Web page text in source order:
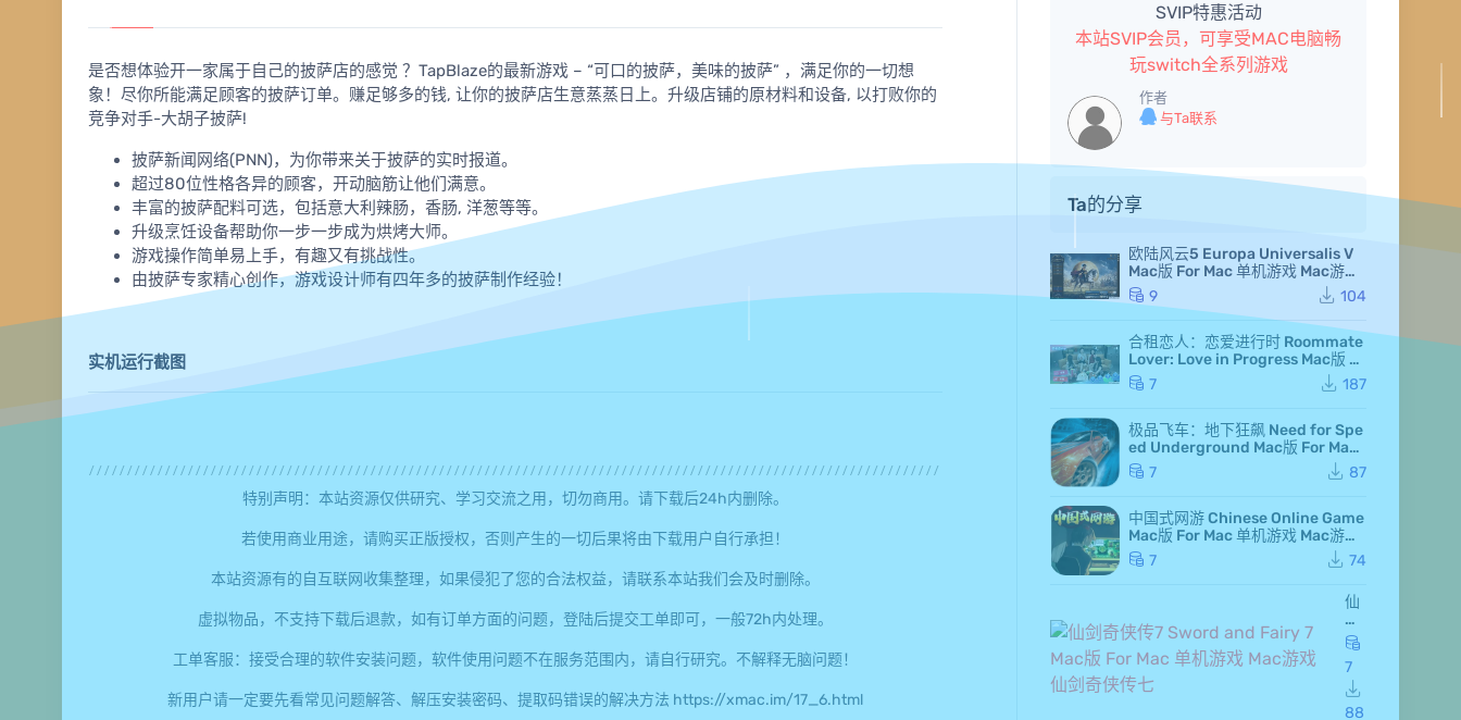
是否想体验开一家属于自己的披萨店的感觉 ？TapBlaze的最新游戏 – “可口的披萨，美味的披萨” ，满足你的一切想
象！尽你所能满足顾客的披萨订单。赚足够多的钱, 让你的披萨店生意蒸蒸日上。升级店铺的原材料和设备, 以打败你的
竞争对手-大胡子披萨!
披萨新闻网络(PNN)，为你带来关于披萨的实时报道。
超过80位性格各异的顾客，开动脑筋让他们满意。
丰富的披萨配料可选，包括意大利辣肠，香肠, 洋葱等等。
升级烹饪设备帮助你一步一步成为烘烤大师。
游戏操作简单易上手，有趣又有挑战性。
由披萨专家精心创作，游戏设计师有四年多的披萨制作经验！
实机运行截图
特别声明：本站资源仅供研究、学习交流之用，切勿商用。请下载后24h内删除。
若使用商业用途，请购买正版授权，否则产生的一切后果将由下载用户自行承担！
本站资源有的自互联网收集整理，如果侵犯了您的合法权益，请联系本站我们会及时删除。
虚拟物品，不支持下载后退款，如有订单方面的问题，登陆后提交工单即可，一般72h内处理。
工单客服：接受合理的软件安装问题，软件使用问题不在服务范围内，请自行研究。不解释无脑问题！
新用户请一定要先看常见问题解答、解压安装密码、提取码错误的解决方法 https://xmac.im/17_6.html
SVIP特惠活动
本站SVIP会员，可享受MAC电脑畅
玩switch全系列游戏
作者
与Ta联系
Ta的分享
欧陆风云5 Europa Universalis V
Mac版 For Mac 单机游戏 Mac游戏
高级白金版 全DLC版
9 104
合租恋人：恋爱进行时 Roommate
Lover: Love in Progress Mac版 Fo
r Mac GameStart Mac游戏
7 187
极品飞车：地下狂飙 Need for Spe
ed Underground Mac版 For Mac
极品飞车7 Mac游戏
7 87
中国式网游 Chinese Online Game
Mac版 For Mac 单机游戏 Mac游戏
MMOSimulator
7 74
仙
剑
奇
侠
传
7 S
wo
7
88